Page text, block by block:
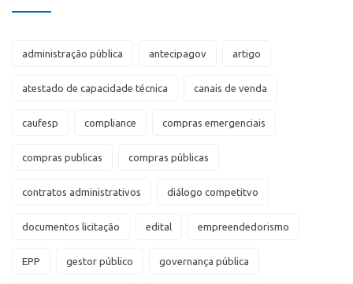
administração pública antecipagov artigo
atestado de capacidade técnica canais de venda
caufesp compliance compras emergenciais
compras publicas compras públicas
contratos administrativos diálogo competitvo
documentos licitação edital empreendedorismo
EPP gestor público governança pública